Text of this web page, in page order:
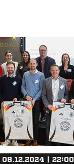
08.12.2024 | 22:00